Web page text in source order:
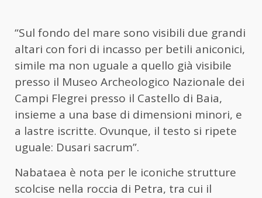
“Sul fondo del mare sono visibili due grandi
altari con fori di incasso per betili aniconici,
simile ma non uguale a quello già visibile
presso il Museo Archeologico Nazionale dei
Campi Flegrei presso il Castello di Baia,
insieme a una base di dimensioni minori, e
a lastre iscritte. Ovunque, il testo si ripete
uguale: Dusari sacrum”.
Nabataea è nota per le iconiche strutture
scolcise nella roccia di Petra, tra cui il